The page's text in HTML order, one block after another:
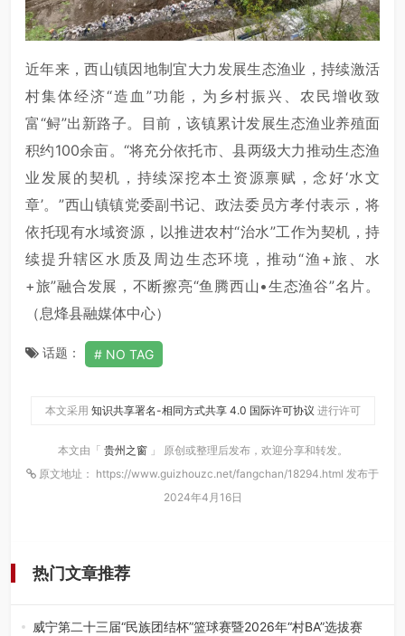
近年来，西山镇因地制宜大力发展生态渔业，持续激活
村集体经济“造血”功能，为乡村振兴、农民增收致
富“鲟”出新路子。目前，该镇累计发展生态渔业养殖面
积约100余亩。“将充分依托市、县两级大力推动生态渔
业发展的契机，持续深挖本土资源禀赋，念好‘水文
章’。”西山镇镇党委副书记、政法委员方孝付表示，将
依托现有水域资源，以推进农村“治水”工作为契机，持
续提升辖区水质及周边生态环境，推动“渔+旅、水
+旅”融合发展，不断擦亮“鱼腾西山•生态渔谷”名片。
（息烽县融媒体中心）
话题： NO TAG
本文采用 知识共享署名-相同方式共享 4.0 国际许可协议 进行许可
本文由「 贵州之窗 」 原创或整理后发布，欢迎分享和转发。
原文地址： https://www.guizhouzc.net/fangchan/18294.html 发布于
2024年4月16日
热门文章推荐
威宁第二十三届“民族团结杯”篮球赛暨2026年“村BA”选拔赛